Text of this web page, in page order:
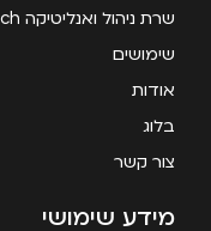
שרת ניהול ואנליטיקה OutWatch
שימושים
אודות
בלוג
צור קשר
מידע שימושי